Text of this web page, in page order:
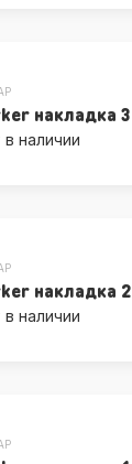
накладка 3
наличии
накладка 2
наличии